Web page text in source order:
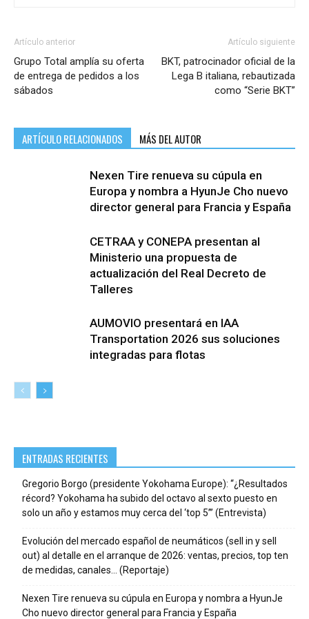
Artículo anterior
Grupo Total amplía su oferta
de entrega de pedidos a los
sábados
Artículo siguiente
BKT, patrocinador oficial de la
Lega B italiana, rebautizada
como “Serie BKT”
ARTÍCULO RELACIONADOS MÁS DEL AUTOR
Nexen Tire renueva su cúpula en
Europa y nombra a HyunJe Cho nuevo
director general para Francia y España
CETRAA y CONEPA presentan al
Ministerio una propuesta de
actualización del Real Decreto de
Talleres
AUMOVIO presentará en IAA
Transportation 2026 sus soluciones
integradas para flotas
ENTRADAS RECIENTES
Gregorio Borgo (presidente Yokohama Europe): “¿Resultados
récord? Yokohama ha subido del octavo al sexto puesto en
solo un año y estamos muy cerca del ‘top 5’” (Entrevista)
Evolución del mercado español de neumáticos (sell in y sell
out) al detalle en el arranque de 2026: ventas, precios, top ten
de medidas, canales… (Reportaje)
Nexen Tire renueva su cúpula en Europa y nombra a HyunJe
Cho nuevo director general para Francia y España